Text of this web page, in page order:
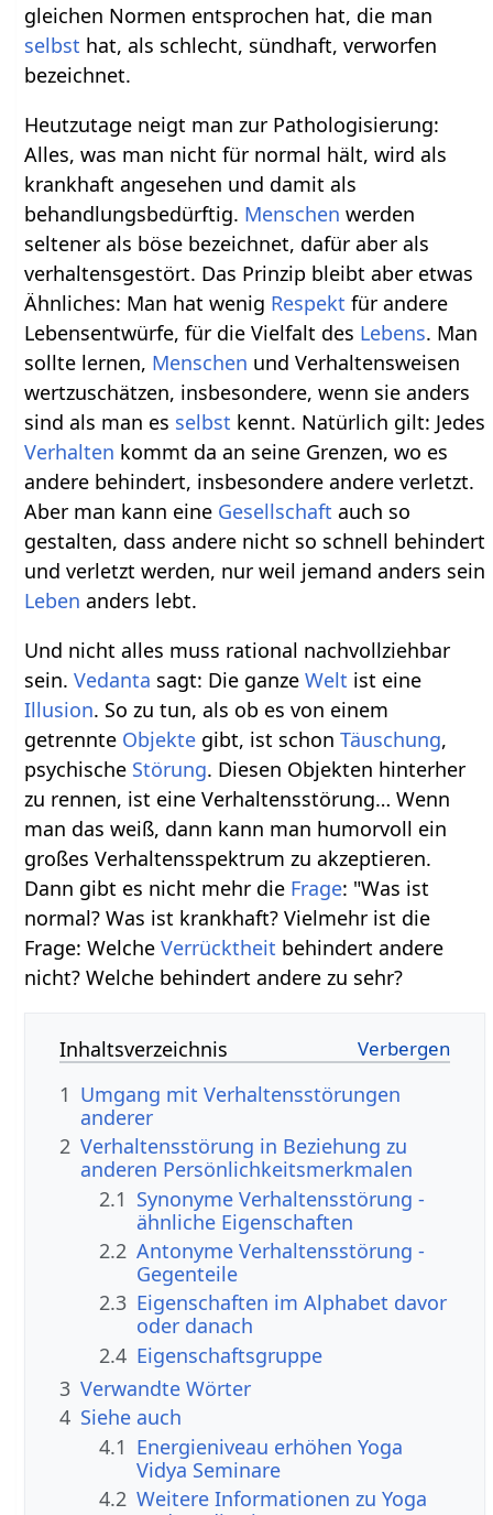
gleichen Normen entsprochen hat, die man
selbst hat, als schlecht, sündhaft, verworfen
bezeichnet.
Heutzutage neigt man zur Pathologisierung:
Alles, was man nicht für normal hält, wird als
krankhaft angesehen und damit als
behandlungsbedürftig. Menschen werden
seltener als böse bezeichnet, dafür aber als
verhaltensgestört. Das Prinzip bleibt aber etwas
Ähnliches: Man hat wenig Respekt für andere
Lebensentwürfe, für die Vielfalt des Lebens. Man
sollte lernen, Menschen und Verhaltensweisen
wertzuschätzen, insbesondere, wenn sie anders
sind als man es selbst kennt. Natürlich gilt: Jedes
Verhalten kommt da an seine Grenzen, wo es
andere behindert, insbesondere andere verletzt.
Aber man kann eine Gesellschaft auch so
gestalten, dass andere nicht so schnell behindert
und verletzt werden, nur weil jemand anders sein
Leben anders lebt.
Und nicht alles muss rational nachvollziehbar
sein.Vedanta sagt: Die ganzeWelt ist eine
Illusion. So zu tun, als ob es von einem
getrennte Objekte gibt, ist schonTäuschung,
psychische Störung. Diesen Objekten hinterher
zu rennen, ist eine Verhaltensstörung… Wenn
man das weiß, dann kann man humorvoll ein
großes Verhaltensspektrum zu akzeptieren.
Dann gibt es nicht mehr die Frage: "Was ist
normal? Was ist krankhaft? Vielmehr ist die
Frage: WelcheVerrücktheit behindert andere
nicht? Welche behindert andere zu sehr?
Inhaltsverzeichnis
1 Umgang mit Verhaltensstörungen
anderer
2 Verhaltensstörung in Beziehung zu
anderen Persönlichkeitsmerkmalen
2.1 Synonyme Verhaltensstörung -
ähnliche Eigenschaften
2.2 Antonyme Verhaltensstörung -
Gegenteile
2.3 Eigenschaften im Alphabet davor
oder danach
2.4 Eigenschaftsgruppe
3 Verwandte Wörter
4 Siehe auch
4.1 Energieniveau erhöhen Yoga
Vidya Seminare
4.2 Weitere Informationen zu Yoga